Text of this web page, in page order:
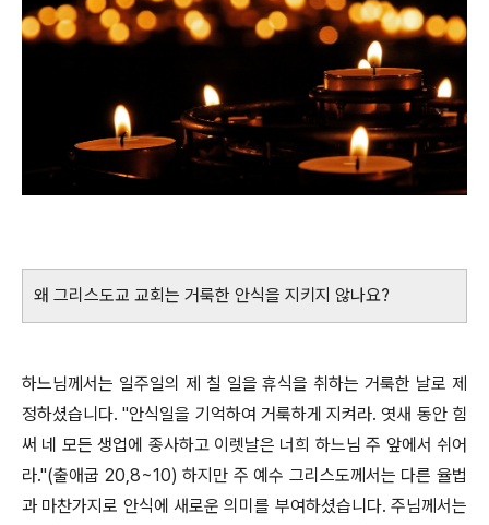
왜 그리스도교 교회는 거룩한 안식을 지키지 않나요?
하느님께서는 일주일의 제 칠 일을 휴식을 취하는 거룩한 날로 제
정하셨습니다. "안식일을 기억하여 거룩하게 지켜라. 엿새 동안 힘
써 네 모든 생업에 종사하고 이렛날은 너희 하느님 주 앞에서 쉬어
라."(출애굽 20,8~10) 하지만 주 예수 그리스도께서는 다른 율법
과 마찬가지로 안식에 새로운 의미를 부여하셨습니다. 주님께서는